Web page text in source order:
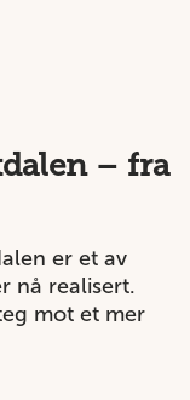
– fra
er et av
nå realisert.
mot et mer